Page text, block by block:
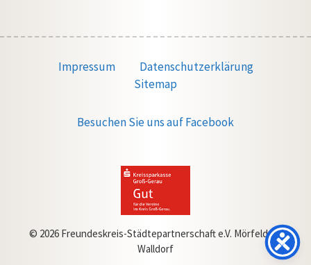
Impressum
Datenschutzerklärung
Sitemap
Besuchen Sie uns auf Facebook
© 2026 Freundeskreis-Städtepartnerschaft e.V. Mörfelden-
Walldorf